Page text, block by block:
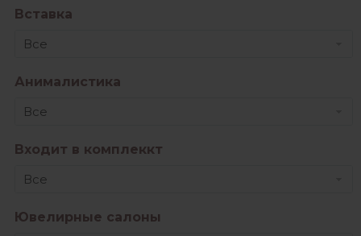
Вставка
Все
Анималистика
Все
Входит в комплеккт
Все
Ювелирные салоны